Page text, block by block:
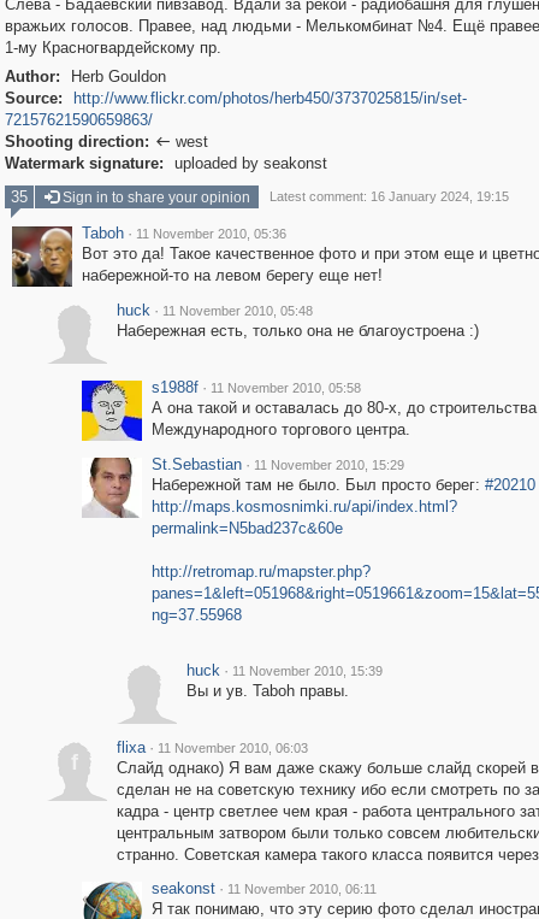
Слева - Бадаевский пивзавод. Вдали за рекой - радиобашня для
вражьих голосов. Правее, над людьми - Мелькомбинат №4. Ещё
1-му Красногвардейскому пр.
Author:
Herb Gouldon
Source:
http://www.flickr.com/photos/herb450/3737025815/in/set-
72157621590659863/
Shooting direction:  west
Watermark signature:
uploaded by seakonst
35
Sign in to share your opinion Latest comment: 16 January 2024, 19:15
Taboh · 11 November 2010, 05:36
Вот это да! Такое качественное фото и при этом еще и
набережной-то на левом берегу еще нет!
huck · 11 November 2010, 05:48
Набережная есть, только она не благоустроена :)
s1988f · 11 November 2010, 05:58
А она такой и оставалась до 80-х, до строительства
Международного торгового центра.
St.Sebastian · 11 November 2010, 15:29
Набережной там не было. Был просто берег: #20210
http://maps.kosmosnimki.ru/api/index.html?
permalink=N5bad237c&60e
http://retromap.ru/mapster.php?
ng=37.55968
huck · 11 November 2010, 15:39
Вы и ув. Taboh правы.
f
flixa · 11 November 2010, 06:03
Слайд однако) Я вам даже скажу больше слайд скорей
сделан не на советскую технику ибо если смотреть по
кадра - центр светлее чем края - работа центрального
центральным затвором были только совсем
странно. Советская камера такого класса появится
seakonst · 11 November 2010, 06:11
Я так понимаю, что эту серию фото сделал